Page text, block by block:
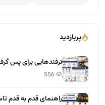
پربازدید
ترفندهایی برای پس
راهنمای قدم به قدم